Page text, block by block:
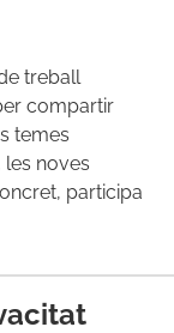
treball
compartir
temes
noves
participa